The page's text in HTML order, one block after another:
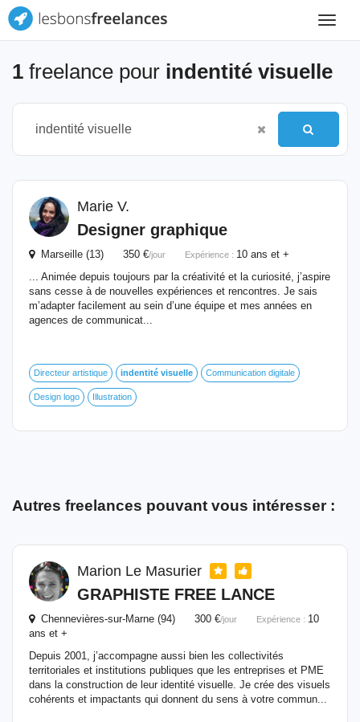
Toggle
1 freelance pour indentité visuelle
Marie V.
Designer graphique
Marseille (13) 350 €/jour Expérience : 10 ans et +
... Animée depuis toujours par la créativité et la curiosité, j’aspire
sans cesse à de nouvelles expériences et rencontres. Je sais
m’adapter facilement au sein d’une équipe et mes années en
agences de communicat...
Directeur artistique indentité visuelle Communication digitale
Design logo Illustration
Autres freelances pouvant vous intéresser :
Marion Le Masurier
GRAPHISTE FREE LANCE
Chennevières-sur-Marne (94) 300 €/jour Expérience : 10
ans et +
Depuis 2001, j’accompagne aussi bien les collectivités
territoriales et institutions publiques que les entreprises et PME
dans la construction de leur identité visuelle. Je crée des visuels
cohérents et impactants qui donnent du sens à votre commun...